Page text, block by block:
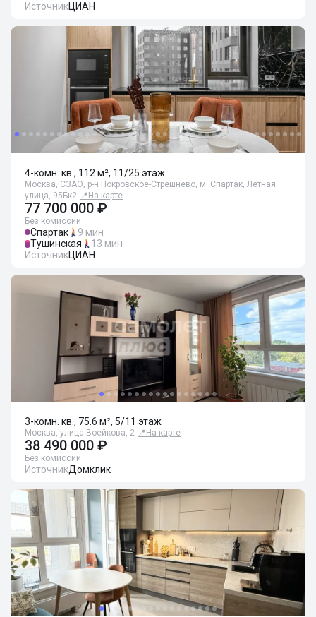
ИсточникЦИАН
4-комн. кв., 112 м², 11/25 этаж
Москва, СЗАО, р-н Покровское-Стрешнево, м. Спартак, Летная
улица, 95Бк2 📍 На карте
77 700 000 ₽
Без комиссии
Спартак
9 мин
Тушинская
13 мин
ИсточникЦИАН
3-комн. кв., 75.6 м², 5/11 этаж
Москва, улица Воейкова, 2 📍 На карте
38 490 000 ₽
Без комиссии
ИсточникДомклик